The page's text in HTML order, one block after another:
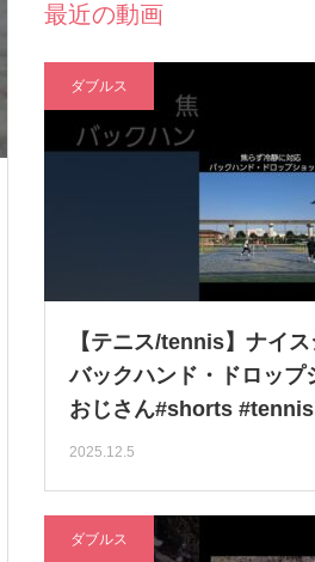
最近の動画
ダブルス
【テニス/tennis】ナイ
バックハンド・ドロップ
おじさん#shorts #tennis
2025.12.5
ダブルス